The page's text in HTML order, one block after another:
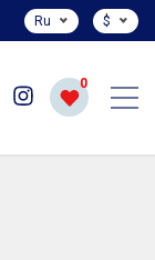
Ru $
0